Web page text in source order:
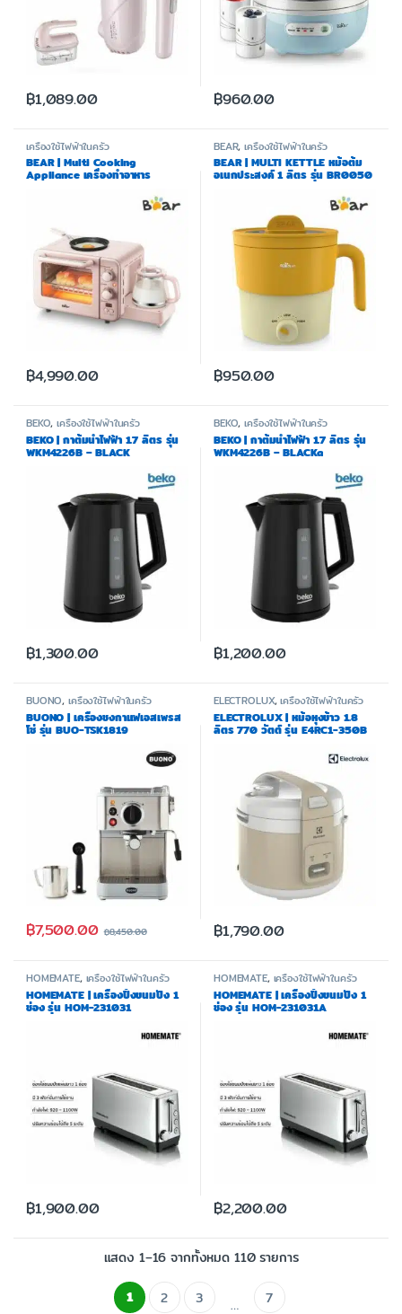
฿1,089.00 ฿960.00
เครื่องใช้ไฟฟ้าในครัว
BEAR | Multi Cooking
Appliance เครื่องทำอาหาร
฿4,990.00
BEAR,เครื่องใช้ไฟฟ้าในครัว
BEAR | MULTI KETTLE หม้อต้ม
อเนกประสงค์ 1 ลิตร รุ่น BR0050
฿950.00
BEKO,เครื่องใช้ไฟฟ้าในครัว
BEKO | กาต้มน้ำไฟฟ้า 1.7 ลิตร รุ่น
WKM4226B – BLACK
฿1,300.00
BEKO,เครื่องใช้ไฟฟ้าในครัว
BEKO | กาต้มน้ำไฟฟ้า 1.7 ลิตร รุ่น
WKM4226B – BLACKa
฿1,200.00
BUONO,เครื่องใช้ไฟฟ้าในครัว
BUONO | เครื่องชงกาแฟเอสเพรส
โซ่ รุ่น BUO-TSK1819
฿7,500.00 ฿8,450.00
ELECTROLUX,เครื่องใช้ไฟฟ้าในครัว
ELECTROLUX | หม้อหุงข้าว 1.8
ลิตร 770 วัตต์ รุ่น E4RC1-350B
฿1,790.00
HOMEMATE, เครื่องใช้ไฟฟ้าในครัว
HOMEMATE | เครื่องปิ้งขนมปัง 1
ช่อง รุ่น HOM-231031
฿1,900.00
HOMEMATE, เครื่องใช้ไฟฟ้าในครัว
HOMEMATE | เครื่องปิ้งขนมปัง 1
ช่อง รุ่น HOM-231031A
฿2,200.00
แสดง 1–16 จากทั้งหมด 110 รายการ
1
2 3 … 7